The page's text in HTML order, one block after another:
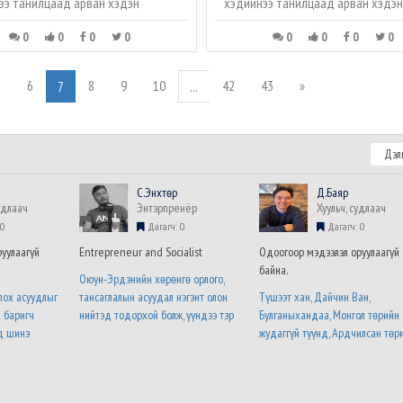
0 0 0 0 0 0 0 0
6 7 8 9 10 ... 42 43 »
асуудлыг
шинэ
C.Энхтөр
Энтэрпренёр
Дагагч: 0
Entrepreneur and Socialist
Оюун-Эрдэнийн хөрөнгө орлого,
тансаглалын асуудал нэгэнт олон
нийтэд тодорхой болж, үүндээ тэр
Д.Баяр
Хуульч, судлаач
Дагагч: 0
Одоогоор мэдээлэл оруулаагүй
байна.
Түшээт хан, Дайчин Ван,
Булганыхандаа, Монгол төрийн
жудаггүй түүнд, Ардчилсан